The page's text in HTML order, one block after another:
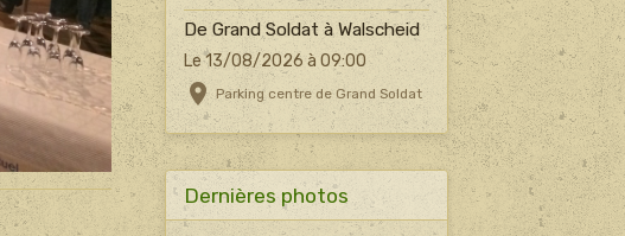
De Grand Soldat à Walscheid
Le 13/08/2026 à 09:00
Parking centre de Grand Soldat
Dernières photos